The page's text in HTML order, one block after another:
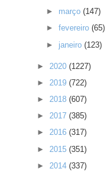
► março(147)
►fevereiro(65)
► janeiro(123)
► 2020 (1227)
► 2019 (722)
► 2018 (607)
► 2017 (385)
► 2016 (317)
► 2015 (351)
► 2014 (337)